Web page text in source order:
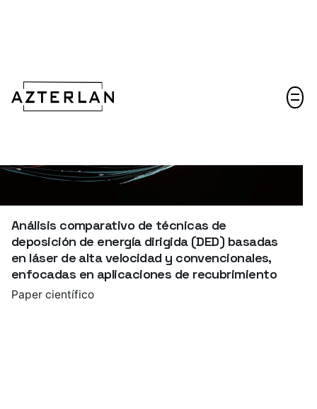
Análisis comparativo de técnicas de
deposición de energía dirigida (DED) basadas
en láser de alta velocidad y convencionales,
enfocadas en aplicaciones de recubrimiento
Paper científico